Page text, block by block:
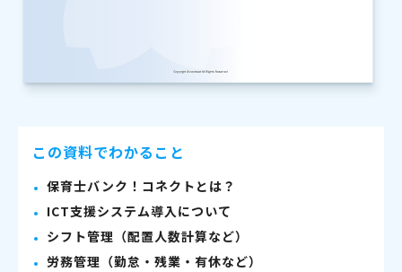
この資料でわかること
保育士バンク！コネクトとは？
ICT支援システム導入について
シフト管理（配置人数計算など）
労務管理（勤怠・残業・有休など）